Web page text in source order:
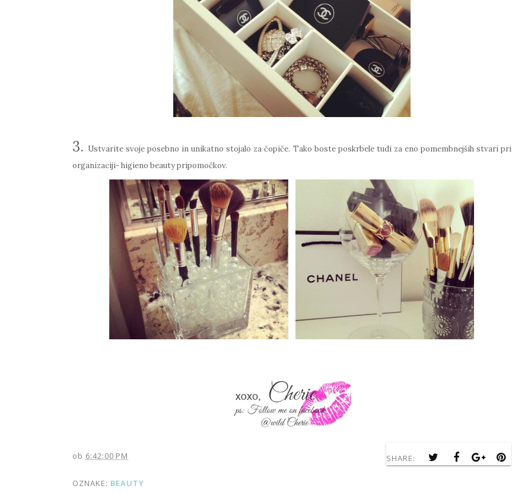
3. Ustvarite svoje posebno in unikatnostojalo za čopiče. Tako boste poskrbele tudi za eno pomembnejših stvari pri
organizaciji-higieno beauty pripomočkov.
ob 6:42:00 PM SHARE:
OZNAKE: BEAUTY